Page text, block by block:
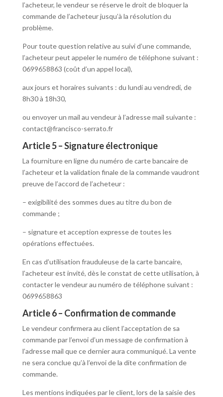
l’acheteur, le vendeur se réserve le droit de bloquer la
commande de l’acheteur jusqu’à la résolution du
problème.
Pour toute question relative au suivi d’une commande,
l’acheteur peut appeler le numéro de téléphone suivant :
0699658863 (coût d’un appel local),
aux jours et horaires suivants : du lundi au vendredi, de
8h30 à 18h30,
ou envoyer un mail au vendeur à l’adresse mail suivante :
contact@francisco-serrato.fr
Article 5 – Signature électronique
La fourniture en ligne du numéro de carte bancaire de
l’acheteur et la validation finale de la commande vaudront
preuve de l’accord de l’acheteur :
– exigibilité des sommes dues au titre du bon de
commande ;
– signature et acception expresse de toutes les
opérations effectuées.
En cas d’utilisation frauduleuse de la carte bancaire,
l’acheteur est invité, dès le constat de cette utilisation, à
contacter le vendeur au numéro de téléphone suivant :
0699658863
Article 6 – Confirmation de commande
Le vendeur confirmera au client l’acceptation de sa
commande par l’envoi d’un message de confirmation à
l’adresse mail que ce dernier aura communiqué. La vente
ne sera conclue qu’à l’envoi de la dite confirmation de
commande.
Les mentions indiquées par le client, lors de la saisie des